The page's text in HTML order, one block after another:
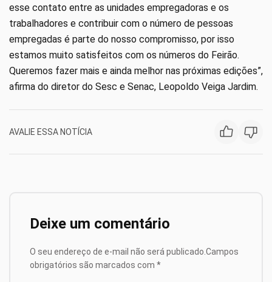
esse contato entre as unidades empregadoras e os
trabalhadores e contribuir com o número de pessoas
empregadas é parte do nosso compromisso, por isso
estamos muito satisfeitos com os números do Feirão.
Queremos fazer mais e ainda melhor nas próximas edições”,
afirma do diretor do Sesc e Senac, Leopoldo Veiga Jardim.
AVALIE ESSA NOTÍCIA
Deixe um comentário
O seu endereço de e-mail não será publicado. Campos
obrigatórios são marcados com *